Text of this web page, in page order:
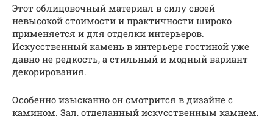
Этот облицовочный материал в силу своей
невысокой стоимости и практичности широко
применяется и для отделки интерьеров.
Искусственный камень в интерьере гостиной уже
давно не редкость, а стильный и модный вариант
декорирования.
Особенно изысканно он смотрится в дизайне с
камином. Зал, отделанный искусственным камнем,